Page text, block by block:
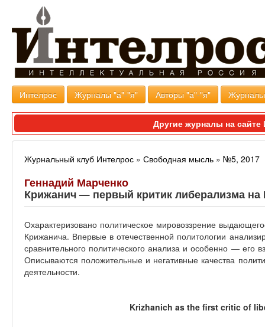
Интелрос Журналы "а"-"я" Авторы "а"-"я"
Другие журналы на
Журнальный клуб Интелрос » Свободная мысль » №5, 2017
Геннадий Марченко
Крижанич — первый критик либерализма на
Охарактеризовано политическое мировоззрение
Крижанича. Впервые в отечественной политологии
сравнительного политического анализа и особенно — его
Описываются положительные и негативные качества
деятельности.
Krizhanich as the first critic of